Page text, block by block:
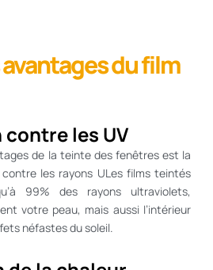
avantages du film
contre les UV
de la teinte des fenêtres est la
les rayons ULes films teintés
99% des rayons ultraviolets,
votre peau, mais aussi l’intérieur
néfastes du soleil.